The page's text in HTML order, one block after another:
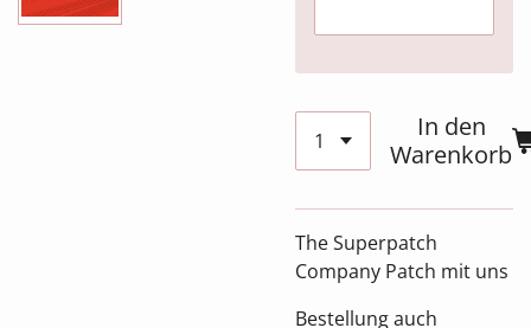
In den
Warenkorb
The Superpatch
Company Patch mit uns
Bestellung auch